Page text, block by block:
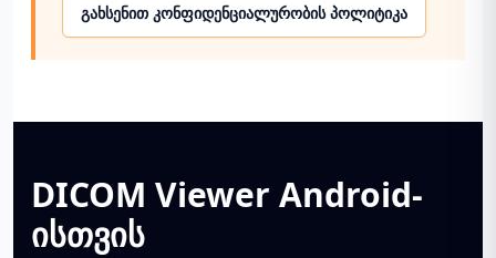
გახსენით კონფიდენციალურობის პოლიტიკა
DICOM Viewer Android-
ისთვის